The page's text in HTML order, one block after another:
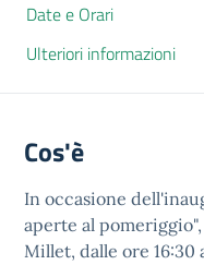
Date e Orari
Ulteriori informazioni
Cos'è
In occasione
aperte al
Millet, dalle ore 16:30